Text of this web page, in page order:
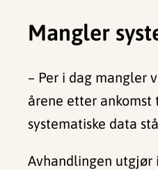
Mangler
– Per i dag mangler
årene etter ankomst
systematiske data
Avhandlingen